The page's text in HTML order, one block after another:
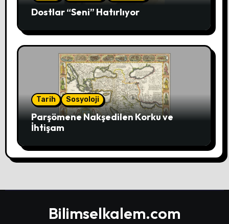
Dostlar “Seni” Hatırlıyor
Tarih Sosyoloji
Parşömene Nakşedilen Korku ve
İhtişam
Bilimselkalem.com